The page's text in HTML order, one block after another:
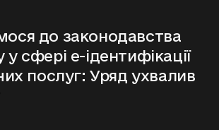
до законодавства
сфері е-ідентифікації
послуг: Уряд ухвалив